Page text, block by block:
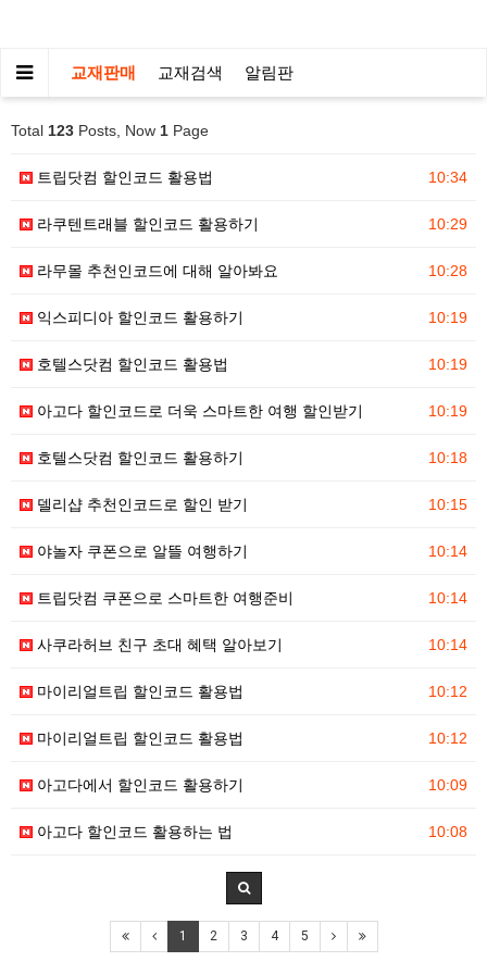
교재판매 교재검색 알림판
Total 123 Posts, Now 1 Page
10:34
트립닷컴 할인코드 활용법
10:29
라쿠텐트래블 할인코드 활용하기
10:28
라무몰 추천인코드에 대해 알아봐요
10:19
익스피디아 할인코드 활용하기
10:19
호텔스닷컴 할인코드 활용법
10:19
아고다 할인코드로 더욱 스마트한 여행 할인받기
10:18
호텔스닷컴 할인코드 활용하기
10:15
델리샵 추천인코드로 할인 받기
10:14
야놀자 쿠폰으로 알뜰 여행하기
10:14
트립닷컴 쿠폰으로 스마트한 여행준비
10:14
사쿠라허브 친구 초대 혜택 알아보기
10:12
마이리얼트립 할인코드 활용법
10:12
마이리얼트립 할인코드 활용법
10:09
아고다에서 할인코드 활용하기
10:08
아고다 할인코드 활용하는 법
1 2 3 4 5